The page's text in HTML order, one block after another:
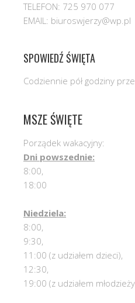
TELEFON: 725 970 077
EMAIL: biuroswjerzy@wp.pl
SPOWIEDŹ ŚWIĘTA
Codziennie pół godziny
MSZE ŚWIĘTE
Porządek wakacyjny:
Dni powszednie:
8:00,
18:00
Niedziela:
8:00,
9:30,
11:00 (z udziałem dzieci),
12:30,
19:00 (z udziałem